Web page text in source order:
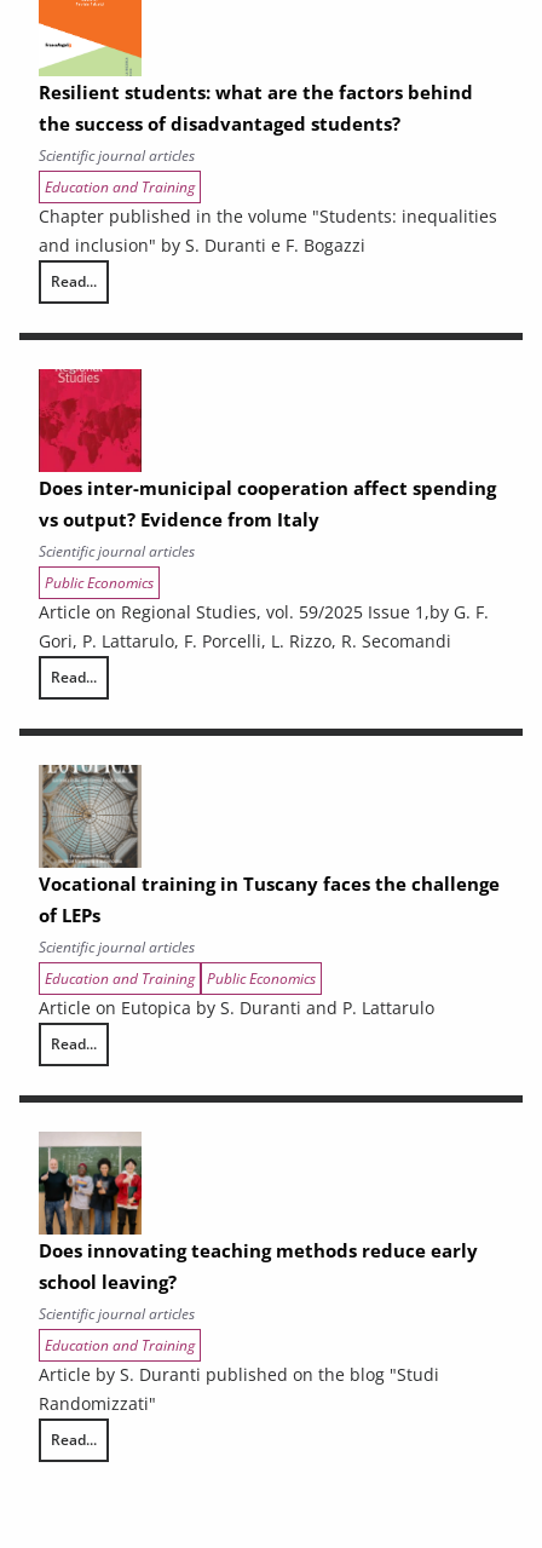
Resilient students: what are the factors behind
the success of disadvantaged students?
Scientific journal articles
Education and Training
Chapter published in the volume "Students: inequalities
and inclusion" by S. Duranti e F. Bogazzi
Read...
Does inter-municipal cooperation affect spending
vs output? Evidence from Italy
Scientific journal articles
Public Economics
Article on Regional Studies, vol. 59/2025 Issue 1,by G. F.
Gori, P. Lattarulo, F. Porcelli, L. Rizzo, R. Secomandi
Read...
Vocational training in Tuscany faces the challenge
of LEPs
Scientific journal articles
Education and Training Public Economics
Article on Eutopica by S. Duranti and P. Lattarulo
Read...
Does innovating teaching methods reduce early
school leaving?
Scientific journal articles
Education and Training
Article by S. Duranti published on the blog "Studi
Randomizzati"
Read...